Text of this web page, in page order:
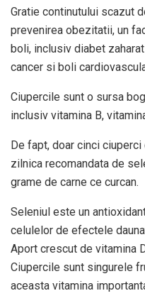
Gratie continutului scazut
prevenirea obezitatii, un
boli, inclusiv diabet
cancer si boli
Ciupercile sunt o sursa
inclusiv vitamina B,
De fapt, doar cinci
zilnica recomandata de
grame de carne ce curcan.
Seleniul este un
celulelor de efectele
Aport crescut de vitamina
Ciupercile sunt singurele
aceasta vitamina